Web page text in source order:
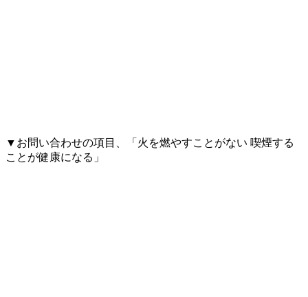
▼お問い合わせの項目、「火を燃やすことがない 喫煙する
ことが健康になる」